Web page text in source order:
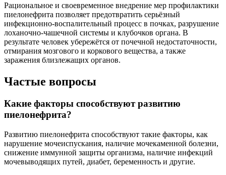
Рациональное и своевременное внедрение мер профилактики
пиелонефрита позволяет предотвратить серьёзный
инфекционно-воспалительный процесс в почках, разрушение
лоханочно-чашечной системы и клубочков органа. В
результате человек убережётся от почечной недостаточности,
отмирания мозгового и коркового вещества, а также
заражения близлежащих органов.
Частые вопросы
Какие факторы способствуют развитию
пиелонефрита?
Развитию пиелонефрита способствуют такие факторы, как
нарушение мочеиспускания, наличие мочекаменной болезни,
снижение иммунной защиты организма, наличие инфекций
мочевыводящих путей, диабет, беременность и другие.